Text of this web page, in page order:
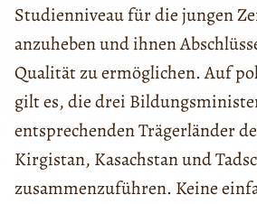
Studienniveau für die jungen
anzuheben und ihnen
Qualität zu ermöglichen. Auf
gilt es, die drei
entsprechenden Trägerländer
Kirgistan, Kasachstan und
zusammenzuführen. Keine